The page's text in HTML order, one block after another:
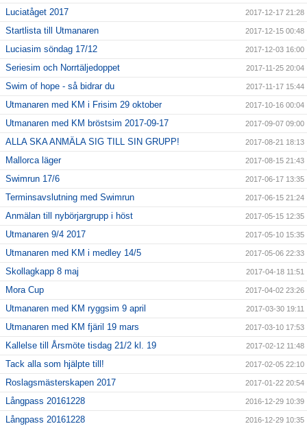
Luciatåget 2017 2017-12-17 21:28
Startlista till Utmanaren 2017-12-15 00:48
Luciasim söndag 17/12 2017-12-03 16:00
Seriesim och Norrtäljedoppet 2017-11-25 20:04
Swim of hope - så bidrar du 2017-11-17 15:44
Utmanaren med KM i Frisim 29 oktober 2017-10-16 00:04
Utmanaren med KM bröstsim 2017-09-17 2017-09-07 09:00
ALLA SKA ANMÄLA SIG TILL SIN GRUPP! 2017-08-21 18:13
Mallorca läger 2017-08-15 21:43
Swimrun 17/6 2017-06-17 13:35
Terminsavslutning med Swimrun 2017-06-15 21:24
Anmälan till nybörjargrupp i höst 2017-05-15 12:35
Utmanaren 9/4 2017 2017-05-10 15:35
Utmanaren med KM i medley 14/5 2017-05-06 22:33
Skollagkapp 8 maj 2017-04-18 11:51
Mora Cup 2017-04-02 23:26
Utmanaren med KM ryggsim 9 april 2017-03-30 19:11
Utmanaren med KM fjäril 19 mars 2017-03-10 17:53
Kallelse till Årsmöte tisdag 21/2 kl. 19 2017-02-12 11:48
Tack alla som hjälpte till! 2017-02-05 22:10
Roslagsmästerskapen 2017 2017-01-22 20:54
Långpass 20161228 2016-12-29 10:39
Långpass 20161228 2016-12-29 10:35